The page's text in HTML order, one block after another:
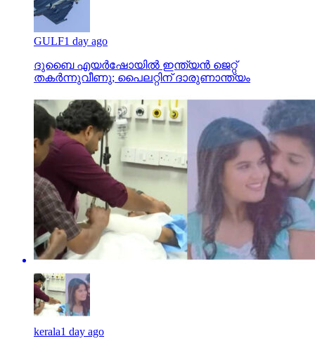
GULF1 day ago
ദുബൈ എയര്‍ഷോയില്‍ ഇന്ത്യന്‍ ജെറ്റ്
തകര്‍ന്നുവീണു; പൈലറ്റിന് ദാരുണാന്ത്യം
kerala1 day ago